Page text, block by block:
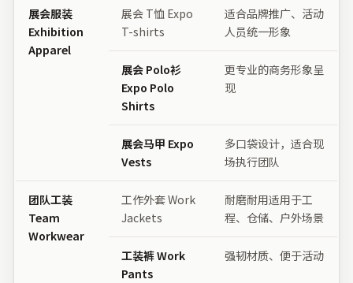
展会服装
Exhibition
Apparel
展会 T恤 Expo
T-shirts
适合品牌推广、活动
人员统一形象
展会 Polo衫
Expo Polo
Shirts
更专业的商务形象呈
现
展会马甲 Expo
Vests
多口袋设计，适合现
场执行团队
团队工装
Team
Workwear
工作外套 Work
Jackets
耐磨耐用适用于工
程、仓储、户外场景
工装裤 Work
Pants
强韧材质、便于活动